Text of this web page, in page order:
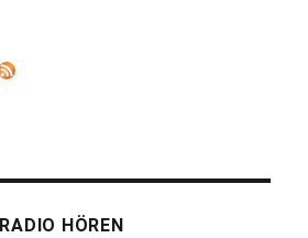
RADIO HÖREN